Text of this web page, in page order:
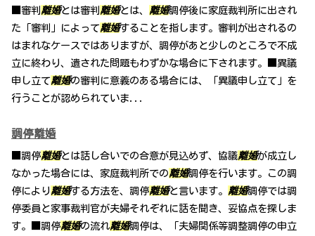
■審判 離婚とは審判 離婚とは、 離婚調停後に家庭裁判所に出され
た「審判」によって離婚することを指します。審判が出されるの
はまれなケースではありますが、調停があと少しのところで不成
立に終わり、遺された問題もわずかな場合に下されます。■異議
申し立て離婚の審判に意義のある場合には、「異議申し立て」を
行うことが認められていま...
調停離婚
■調停離婚とは話し合いでの合意が見込めず、協議離婚が成立し
なかった場合には、家庭裁判所での離婚調停を行います。この調
停により 離婚する方法を、調停離婚と言います。 離婚調停では調
停委員と家事裁判官が夫婦それぞれに話を聞き、妥協点を探しま
す。■調停離婚の流れ離婚調停は、「夫婦関係等調整調停の申立